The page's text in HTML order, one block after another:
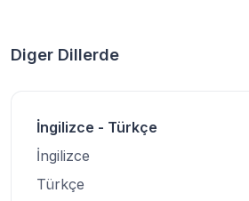
Diger Dillerde
İngilizce - Türkçe
İngilizce
Türkçe